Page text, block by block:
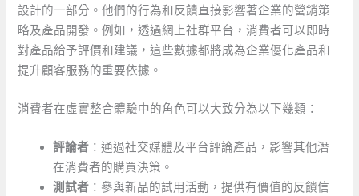
設計的一部分。他們的行為和反饋直接影響著企業的營銷策
略及產品開發。例如，透過網上社群平台，消費者可以即時
對產品給予評價和建議，這些數據都將成為企業優化產品和
提升顧客服務的重要依據。
消費者在虛實整合體驗中的角色可以大致分為以下幾類：
評論者 ：通過社交媒體及平台評論產品，影響其他潛
在消費者的購買決策。
測試者 ：參與新品的試用活動，提供有價值的反饋信